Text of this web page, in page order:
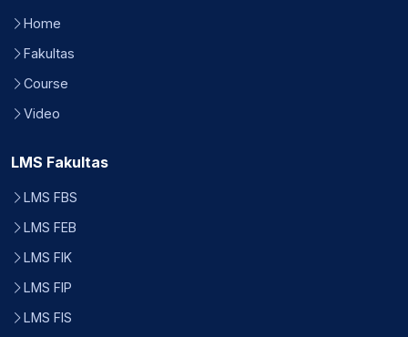
Home
Fakultas
Course
Video
LMS Fakultas
LMS FBS
LMS FEB
LMS FIK
LMS FIP
LMS FIS